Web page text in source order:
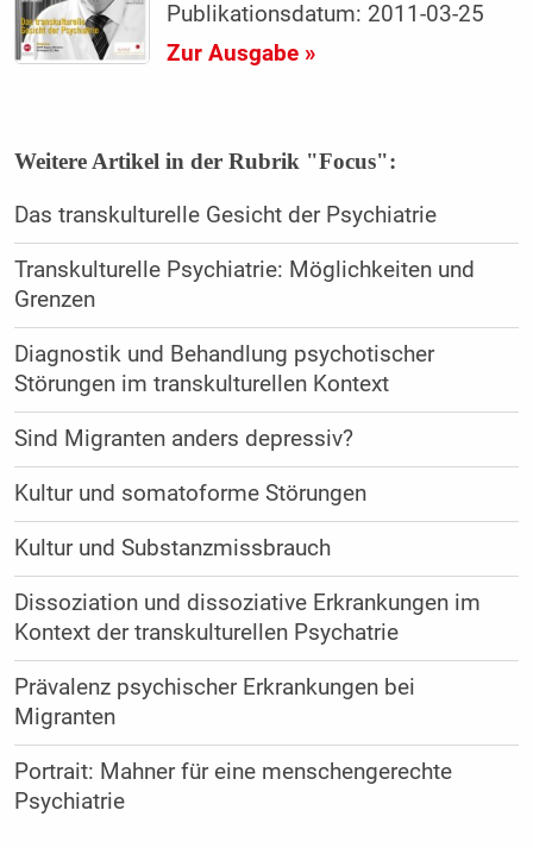
Publikationsdatum: 2011-03-25
Zur Ausgabe »
Weitere Artikel in der Rubrik "Focus":
Das transkulturelle Gesicht der Psychiatrie
Transkulturelle Psychiatrie: Möglichkeiten und
Grenzen
Diagnostik und Behandlung psychotischer
Störungen im transkulturellen Kontext
Sind Migranten anders depressiv?
Kultur und somatoforme Störungen
Kultur und Substanzmissbrauch
Dissoziation und dissoziative Erkrankungen im
Kontext der transkulturellen Psychatrie
Prävalenz psychischer Erkrankungen bei
Migranten
Portrait: Mahner für eine menschengerechte
Psychiatrie